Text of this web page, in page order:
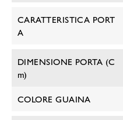
CARATTERISTICA PORT
A
DIMENSIONE PORTA (c
M)
COLORE GUAINA